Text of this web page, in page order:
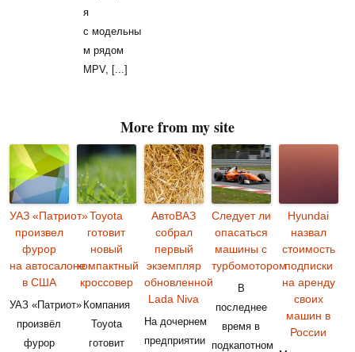
я
с модельны
м рядом
MPV, [...]
More from my site
УАЗ «Патриот»
произвел
фурор
на автосалоне
в США
УАЗ «Патриот»
произвёл
фурор
Toyota
готовит
новый
компактный
кроссовер
Компания
Toyota
готовит
АвтоВАЗ
собрал
первый
экземпляр
обновленной
Lada Niva
На дочернем
предприятии
Следует ли
опасаться
машины с
турбомотором
В
последнее
время в
подкапотном
Hyundai
назвал
стоимость
подписки
на аренду
своих
машин в
России